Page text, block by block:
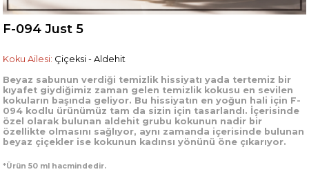
F-094 Just 5
Koku Ailesi: Çiçeksi - Aldehit
Beyaz sabunun verdiği temizlik hissiyatı yada tertemiz bir
kıyafet giydiğimiz zaman gelen temizlik kokusu en sevilen
kokuların başında geliyor. Bu hissiyatın en yoğun hali için F-
094 kodlu ürünümüz tam da sizin için tasarlandı. İçerisinde
özel olarak bulunan aldehit grubu kokunun nadir bir
özellikte olmasını sağlıyor, aynı zamanda içerisinde bulunan
beyaz çiçekler ise kokunun kadınsı yönünü öne çıkarıyor.
*Ürün 50 ml hacmindedir.